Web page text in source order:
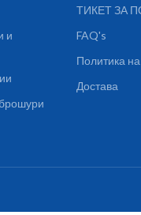
и
ТИКЕТ ЗА
FAQ's
Политика
Достава